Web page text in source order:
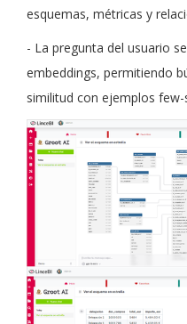
esquemas, métricas y
- La pregunta del usuario
embeddings, permitiendo
similitud con ejemplos